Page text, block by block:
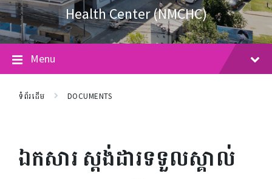
Health Center (NMCHC)
Menu
ទំព័រដើម DOCUMENTS
ឯកសារ ស្តង់ដារទទួលស្គាល់